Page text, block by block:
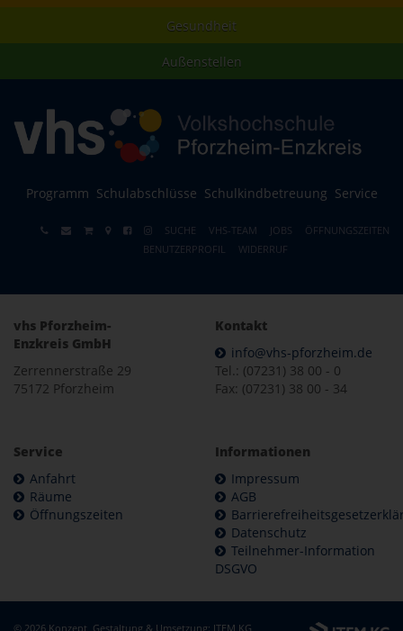
Gesundheit
Außenstellen
Programm Schulabschlüsse Schulkindbetreuung Service
SUCHE VHS-TEAM JOBS
ÖFFNUNGSZEITEN
BENUTZERPROFIL
WIDERRUF
vhs Pforzheim-
Enzkreis GmbH
Zerrennerstraße 29
75172 Pforzheim
Kontakt
info@vhs-pforzheim.de
Tel.: (07231) 38 00 - 0
Fax: (07231) 38 00 - 34
Service
Anfahrt
Räume
Öffnungszeiten
Informationen
Impressum
AGB
Datenschutz
Teilnehmer-Information
DSGVO
© 2026 Konzept, Gestaltung & Umsetzung: ITEM KG